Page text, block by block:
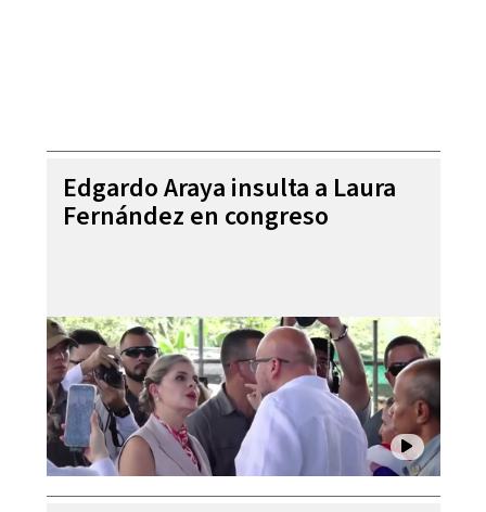
Edgardo Araya insulta a Laura
Fernández en congreso